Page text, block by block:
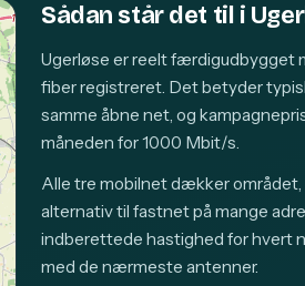
Sådan står det til i
Ugerløse er reelt færdigudbygget
fiber registreret. Det betyder
samme åbne net, og
måneden for 1000 Mbit/s.
Alle tre mobilnet dækker
alternativ til fastnet på mange
indberettede hastighed for hvert
med de nærmeste antenner.